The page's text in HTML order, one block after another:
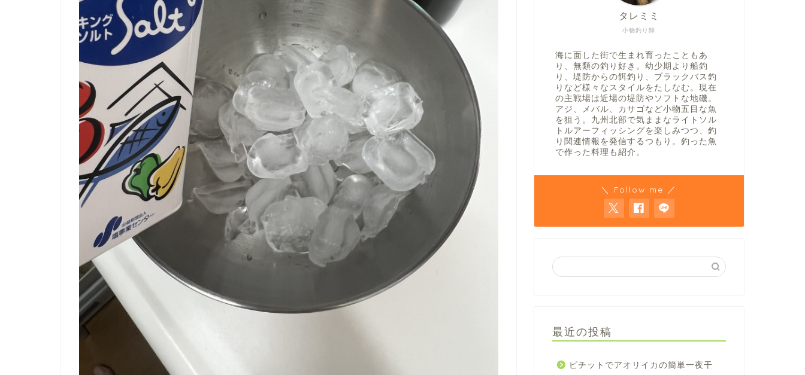
小物釣り師
タレミミ
海に面した街で生まれ育ったこともあ
り、無類の釣り好き。幼少期より船釣
り、堤防からの餌釣り、ブラックバス釣
りなど様々なスタイルをたしなむ。現在
の主戦場は近場の堤防やソフトな地磯。
アジ、メバル、カサゴなど小物五目な魚
を狙う。九州北部で気ままなライトソル
トルアーフィッシングを楽しみつつ、釣
り関連情報を発信するつもり。釣った魚
で作った料理も紹介。
＼ Follow me ／
最近の投稿
ピチットでアオリイカの簡単一夜干